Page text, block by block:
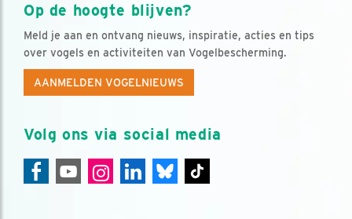
Op de hoogte blijven?
Meld je aan en ontvang nieuws, inspiratie, acties en tips
over vogels en activiteiten van Vogelbescherming.
AANMELDEN VOGELNIEUWS
Volg ons via social media